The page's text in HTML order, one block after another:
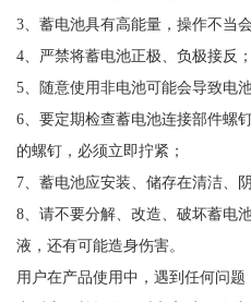
3、蓄电池具有高能量，操作不当
4、严禁将蓄电池正极、负极接反；
5、随意使用非电池可能会导致电
6、要定期检查蓄电池连接部件螺
的螺钉，必须立即拧紧；
7、蓄电池应安装、储存在清洁、
8、请不要分解、改造、破坏蓄电
液，还有可能造身伤害。
用户在产品使用中，遇到任何问